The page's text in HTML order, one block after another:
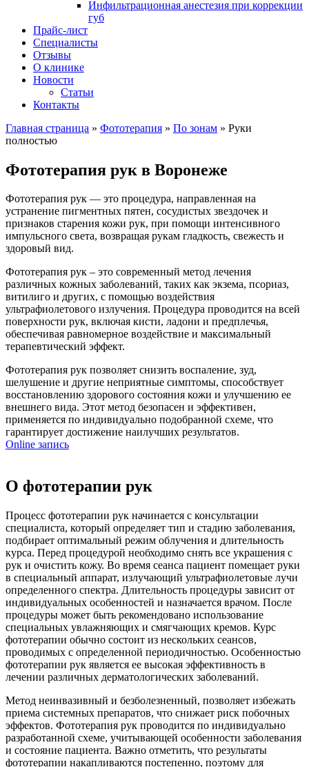
Инфильтрационная анестезия при коррекции
губ
Прайс-лист
Специалисты
Отзывы
О клинике
Новости
Статьи
Контакты
Главная страница » Фототерапия » По зонам » Руки
полностью
Фототерапия рук в Воронеже
Фототерапия рук — это процедура, направленная на
устранение пигментных пятен, сосудистых звездочек и
признаков старения кожи рук, при помощи интенсивного
импульсного света, возвращая рукам гладкость, свежесть и
здоровый вид.
Фототерапия рук – это современный метод лечения
различных кожных заболеваний, таких как экзема, псориаз,
витилиго и других, с помощью воздействия
ультрафиолетового излучения. Процедура проводится на всей
поверхности рук, включая кисти, ладони и предплечья,
обеспечивая равномерное воздействие и максимальный
терапевтический эффект.
Фототерапия рук позволяет снизить воспаление, зуд,
шелушение и другие неприятные симптомы, способствует
восстановлению здорового состояния кожи и улучшению ее
внешнего вида. Этот метод безопасен и эффективен,
применяется по индивидуально подобранной схеме, что
гарантирует достижение наилучших результатов.
Online запись
О фототерапии рук
Процесс фототерапии рук начинается с консультации
специалиста, который определяет тип и стадию заболевания,
подбирает оптимальный режим облучения и длительность
курса. Перед процедурой необходимо снять все украшения с
рук и очистить кожу. Во время сеанса пациент помещает руки
в специальный аппарат, излучающий ультрафиолетовые лучи
определенного спектра. Длительность процедуры зависит от
индивидуальных особенностей и назначается врачом. После
процедуры может быть рекомендовано использование
специальных увлажняющих и смягчающих кремов. Курс
фототерапии обычно состоит из нескольких сеансов,
проводимых с определенной периодичностью. Особенностью
фототерапии рук является ее высокая эффективность в
лечении различных дерматологических заболеваний.
Метод неинвазивный и безболезненный, позволяет избежать
приема системных препаратов, что снижает риск побочных
эффектов. Фототерапия рук проводится по индивидуально
разработанной схеме, учитывающей особенности заболевания
и состояние пациента. Важно отметить, что результаты
фототерапии накапливаются постепенно, поэтому для